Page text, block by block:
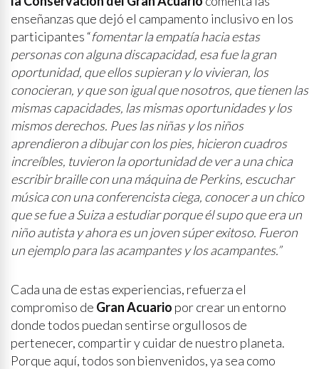
enseñanzas que dejó el campamento inclusivo en los
participantes “fomentar la empatía hacia estas
personas con alguna discapacidad, esa fue la gran
oportunidad, que ellos supieran y lo vivieran, los
conocieran, y que son igual que nosotros, que tienen las
mismas capacidades, las mismas oportunidades y los
mismos derechos. Pues las niñas y los niños
aprendieron a dibujar con los pies, hicieron cuadros
increíbles, tuvieron la oportunidad de ver a una chica
escribir braille con una máquina de Perkins, escuchar
música con una conferencista ciega, conocer a un chico
que se fue a Suiza a estudiar porque él supo que era un
niño autista y ahora es un joven súper exitoso. Fueron
un ejemplo para las acampantes y los acampantes.”
Cada una de estas experiencias, refuerza el
compromiso de Gran Acuario por crear un entorno
donde todos puedan sentirse orgullosos de
pertenecer, compartir y cuidar de nuestro planeta.
Porque aquí, todos son bienvenidos, ya sea como